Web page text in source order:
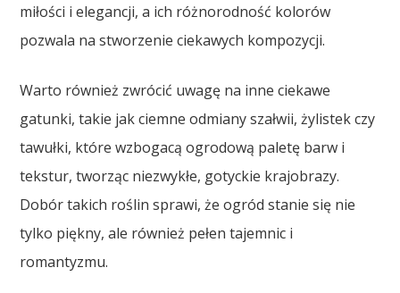
miłości i elegancji, a ich różnorodność kolorów
pozwala na stworzenie ciekawych kompozycji.
Warto również zwrócić uwagę na inne ciekawe
gatunki, takie jak ciemne odmiany szałwii, żylistek czy
tawułki, które wzbogacą ogrodową paletę barw i
tekstur, tworząc niezwykłe, gotyckie krajobrazy.
Dobór takich roślin sprawi, że ogród stanie się nie
tylko piękny, ale również pełen tajemnic i
romantyzmu.